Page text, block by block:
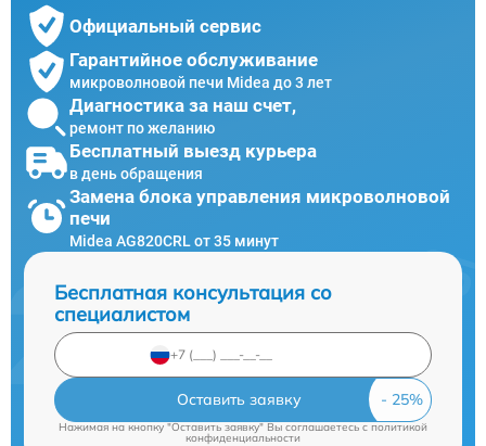
Официальный сервис
Гарантийное обслуживание
микроволновой печи Midea до 3 лет
Диагностика за наш счет,
ремонт по желанию
Бесплатный выезд курьера
в день обращения
Замена блока управления микроволновой
печи
Midea AG820CRL от 35 минут
Бесплатная консультация со
специалистом
Оставить заявку
Нажимая на кнопку "Оставить заявку" Вы соглашаетесь cполитикой
конфиденциальности